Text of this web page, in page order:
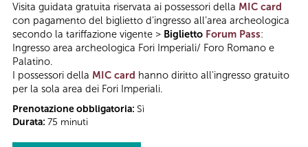
Visita guidata gratuita riservata ai possessori della MIC card
con pagamento del biglietto d’ingresso all’area archeologica
secondo la tariffazione vigente > Biglietto Forum Pass:
Ingresso area archeologica Fori Imperiali/ Foro Romano e
Palatino.
I possessori della MIC card hanno diritto all'ingresso gratuito
per la sola area dei Fori Imperiali.
Prenotazione obbligatoria: Sì
Durata: 75 minuti